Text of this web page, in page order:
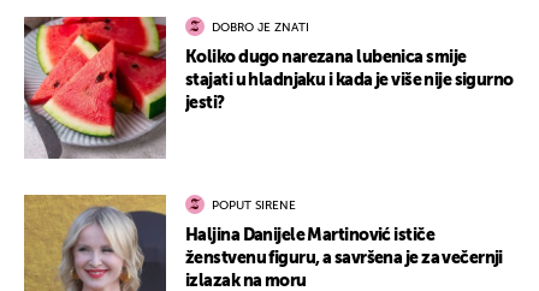
DOBRO JE ZNATI
Koliko dugo narezana lubenica smije
stajati u hladnjaku i kada je više nije sigurno
jesti?
POPUT SIRENE
Haljina Danijele Martinović ističe
ženstvenu figuru, a savršena je za večernji
izlazak na moru